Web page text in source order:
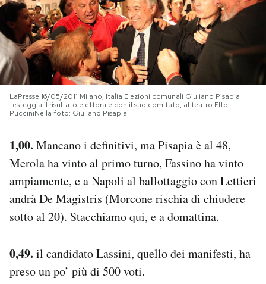
PODCAST
NEWSLETTER
I MIEI PREFERITI
CALENDARIO
AREA PERSONALE
Regala il Post
LaPresse 16/05/2011 Milano, Italia Elezioni comunali Giuliano Pisapia
festeggia il risultato elettorale con il suo comitato, al teatro Elfo
PucciniNella foto: Giuliano Pisapia
1,00. Mancano i definitivi, ma Pisapia è al 48,
Merola ha vinto al primo turno, Fassino ha vinto
ampiamente, e a Napoli al ballottaggio con Lettieri
andrà De Magistris (Morcone rischia di chiudere
sotto al 20). Stacchiamo qui, e a domattina.
0,49. il candidato Lassini, quello dei manifesti, ha
preso un po’ più di 500 voti.